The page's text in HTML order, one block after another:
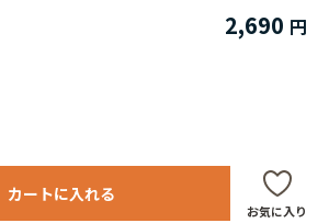
2,690
カートに入れる
お気に入り